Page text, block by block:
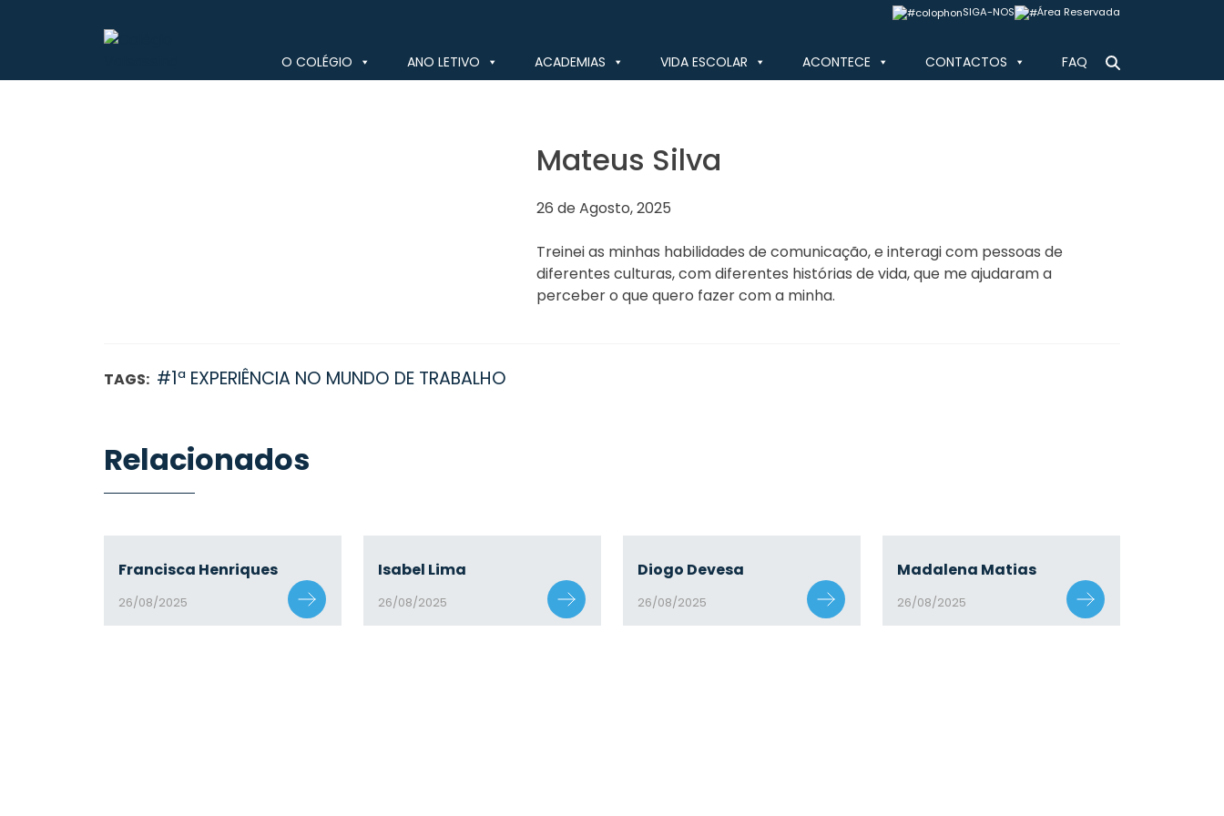
SIGA-NOS Área Reservada
Colégio Valsassina
O COLÉGIO ANO LETIVO ACADEMIAS VIDA ESCOLAR ACONTECE CONTACTOS FAQ
Mateus Silva
26 de Agosto, 2025
Treinei as minhas habilidades de comunicação, e interagi com pessoas de
diferentes culturas, com diferentes histórias de vida, que me ajudaram a
perceber o que quero fazer com a minha.
TAGS: #1ª EXPERIÊNCIA NO MUNDO DE TRABALHO
Relacionados
Francisca Henriques
26/08/2025
Isabel Lima
26/08/2025
Diogo Devesa
26/08/2025
Madalena Matias
26/08/2025